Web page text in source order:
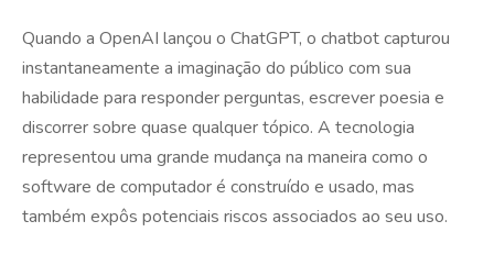
Quando a OpenAI lançou o ChatGPT, o chatbot capturou
instantaneamente a imaginação do público com sua
habilidade para responder perguntas, escrever poesia e
discorrer sobre quase qualquer tópico. A tecnologia
representou uma grande mudança na maneira como o
software de computador é construído e usado, mas
também expôs potenciais riscos associados ao seu uso.